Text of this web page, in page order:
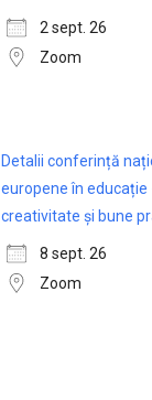
2 sept. 26
Zoom
Detalii conferință
europene în educație
creativitate și bune
8 sept. 26
Zoom